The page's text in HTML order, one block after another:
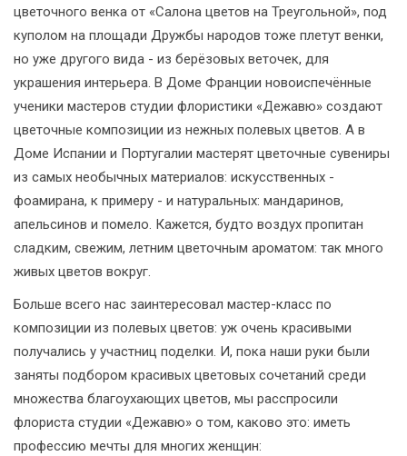
цветочного венка от «Салона цветов на Треугольной», под
куполом на площади Дружбы народов тоже плетут венки,
но уже другого вида - из берёзовых веточек, для
украшения интерьера. В Доме Франции новоиспечённые
ученики мастеров студии флористики «Дежавю» создают
цветочные композиции из нежных полевых цветов. А в
Доме Испании и Португалии мастерят цветочные сувениры
из самых необычных материалов: искусственных -
фоамирана, к примеру - и натуральных: мандаринов,
апельсинов и помело. Кажется, будто воздух пропитан
сладким, свежим, летним цветочным ароматом: так много
живых цветов вокруг.
Больше всего нас заинтересовал мастер-класс по
композиции из полевых цветов: уж очень красивыми
получались у участниц поделки. И, пока наши руки были
заняты подбором красивых цветовых сочетаний среди
множества благоухающих цветов, мы расспросили
флориста студии «Дежавю» о том, каково это: иметь
профессию мечты для многих женщин: